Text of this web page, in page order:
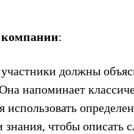
компании:
должны
напоминает
чтобы описать